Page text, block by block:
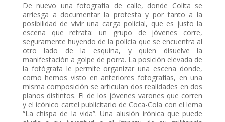
De nuevo una fotografía de calle, donde Colita se
arriesga a documentar la protesta y por tanto a la
posibilidad de vivir una carga policial, que es justo la
escena que retrata: un grupo de jóvenes corre,
seguramente huyendo de la policía que se encuentra al
otro lado de la esquina, y quien disuelve la
manifestación a golpe de porra. La posición elevada de
la fotógrafa le permite organizar una escena donde,
como hemos visto en anteriores fotografías, en una
misma composición se articulan dos realidades en dos
planos distintos. El de los jóvenes varones que corren
y el icónico cartel publicitario de Coca-Cola con el lema
“La chispa de la vida”. Una alusión irónica que puede